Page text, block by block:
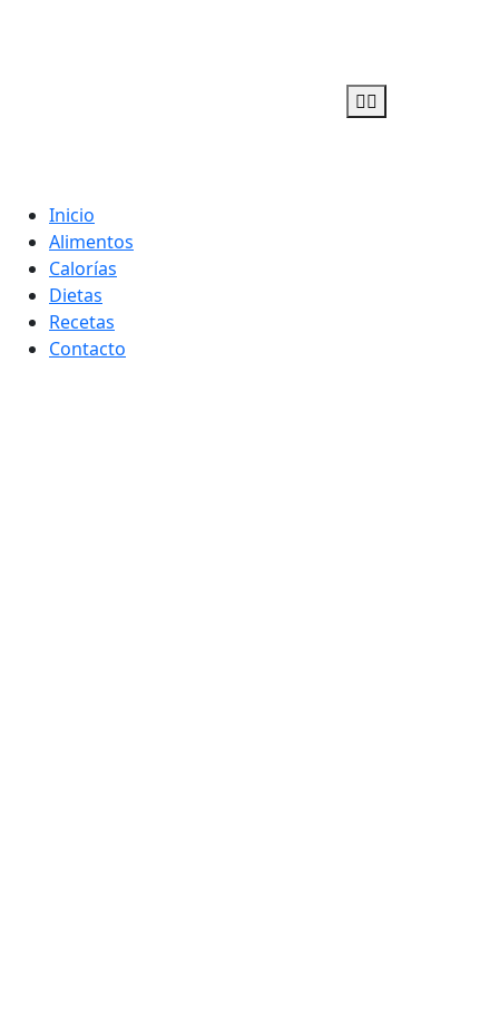
Adelgaza con en tu linea-
alimentos saludables
Inicio
Alimentos
Calorías
Dietas
Recetas
Contacto